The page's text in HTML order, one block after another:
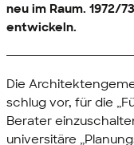
neu im Raum. 1972/
entwickeln.
Die
schlug vor, für die
Berater
universitäre